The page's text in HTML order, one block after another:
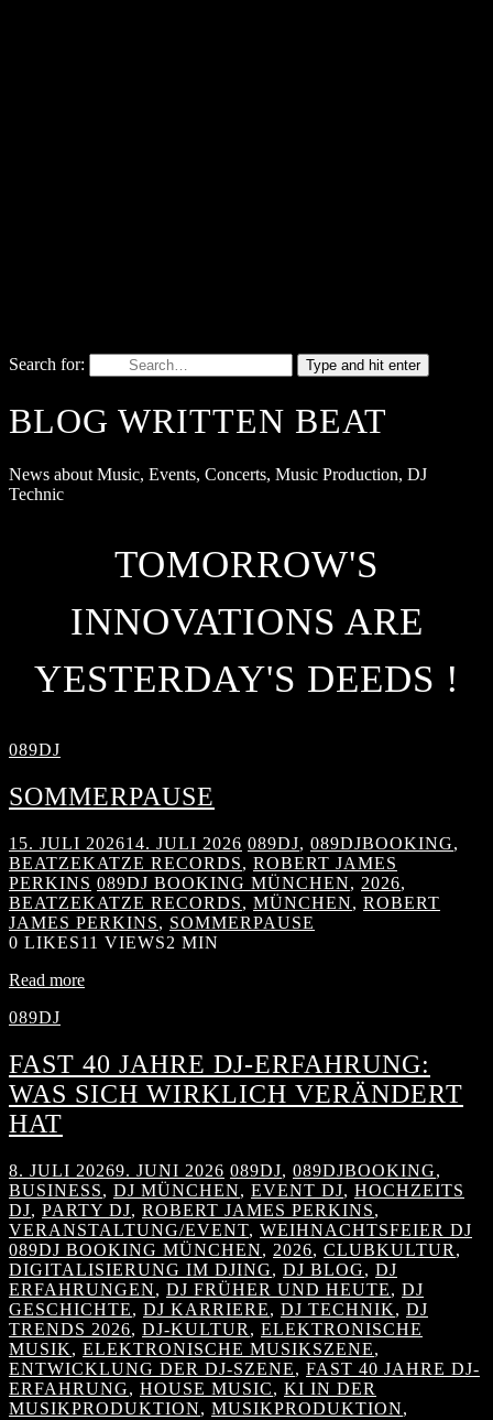
Search for: Type and hit enter
BLOG WRITTEN BEAT
News about Music, Events, Concerts, Music Production, DJ
Technic
TOMORROW'S
INNOVATIONS ARE
YESTERDAY'S DEEDS !
089DJ
SOMMERPAUSE
15. JULI 202614. JULI 2026 089DJ, 089DJBOOKING,
BEATZEKATZE RECORDS, ROBERT JAMES
PERKINS 089DJ BOOKING MÜNCHEN, 2026,
BEATZEKATZE RECORDS, MÜNCHEN, ROBERT
JAMES PERKINS, SOMMERPAUSE
0 LIKES11 VIEWS2 MIN
Read more
089DJ
FAST 40 JAHRE DJ-ERFAHRUNG:
WAS SICH WIRKLICH VERÄNDERT
HAT
8. JULI 20269. JUNI 2026 089DJ, 089DJBOOKING,
BUSINESS, DJ MÜNCHEN, EVENT DJ, HOCHZEITS
DJ, PARTY DJ, ROBERT JAMES PERKINS,
VERANSTALTUNG/EVENT, WEIHNACHTSFEIER DJ
089DJ BOOKING MÜNCHEN, 2026, CLUBKULTUR ,
DIGITALISIERUNG IM DJING, DJ BLOG, DJ
ERFAHRUNGEN, DJ FRÜHER UND HEUTE, DJ
GESCHICHTE, DJ KARRIERE, DJ TECHNIK, DJ
TRENDS 2026, DJ-KULTUR , ELEKTRONISCHE
MUSIK, ELEKTRONISCHE MUSIKSZENE,
ENTWICKLUNG DER DJ-SZENE, FAST 40 JAHRE DJ-
ERFAHRUNG, HOUSE MUSIC, KI IN DER
MUSIKPRODUKTION, MUSIKPRODUKTION,